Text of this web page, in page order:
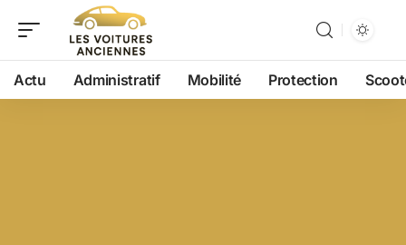
Actu Administratif Mobilité Protection